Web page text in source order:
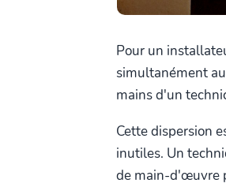
Pour un
simultanément
mains d'un
Cette dispersion
inutiles. Un
de main-d'œuvre